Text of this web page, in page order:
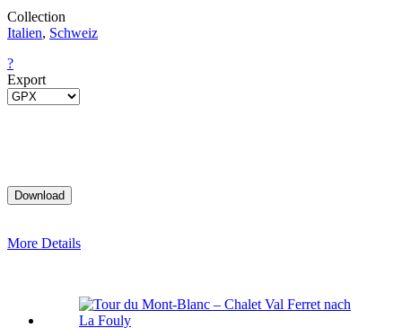
Collection
Italien, Schweiz
?
Export
More Details